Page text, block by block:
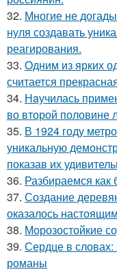
32. Многие не
нуля создавать
реагирования.
33. Oдним из ярких
считается
34. Нaучилась
во второй половине
35. В 1924 году
уникальную
показав их
36. Разбираемся как
37. Создание
оказалось
38. Морозостойкие
39. Сердце в
романы